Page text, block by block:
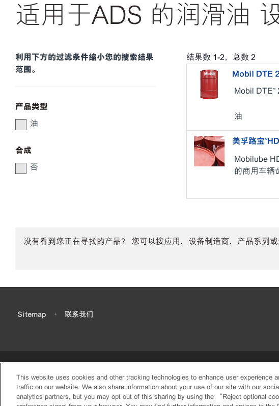
适用于ADS 的润滑油
利用下方的过滤条件缩小您的搜索结果
范围。
产品类型
油
合成
否
结果数 1-2，总数 2
Mobil DTE
Mobil DTE™
油
美孚路宝
Mobilube
的商用车辆
没有看到您正在寻找的产品？ 您可以按应用、设备制造商、产品系列或
Sitemap • 联系我们
This website uses cookies and other tracking technologies to enhance user experience
traffic on our website. We also share information about your use of our site with our
analytics partners, but you may opt out of this sharing by using the “Reject optional